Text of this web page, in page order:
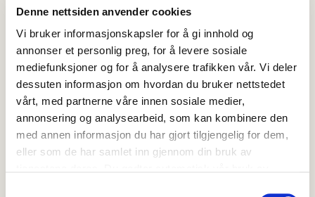
Denne nettsiden anvender cookies
Vi bruker informasjonskapsler for å gi innhold og
annonser et personlig preg, for å levere sosiale
mediefunksjoner og for å analysere trafikken vår. Vi deler
dessuten informasjon om hvordan du bruker nettstedet
vårt, med partnerne våre innen sosiale medier,
annonsering og analysearbeid, som kan kombinere den
med annen informasjon du har gjort tilgjengelig for dem,
eller som de har samlet inn gjennom din bruk av
1 ts sukker
2 ss frisk gressløk
Salt og pepper
Fremgangsmåte
Riv pepperroten fint med et rivjern hvis du